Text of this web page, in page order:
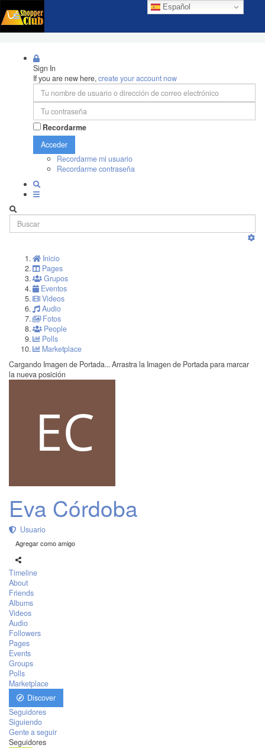
Español
Sign In
If you are new here,create your account now
Recordarme
Acceder
Recordarme mi usuario
Recordarme contraseña
Inicio
Pages
Grupos
Eventos
Videos
Audio
Fotos
People
Polls
Marketplace
Cargando Imagen de Portada... Arrastra la Imagen de Portada para marcar
la nueva posición
Eva Córdoba
Usuario
Agregar como amigo
Timeline
About
Friends
Albums
Videos
Audio
Followers
Pages
Events
Groups
Polls
Marketplace
Discover
Seguidores
Siguiendo
Gente a seguir
Seguidores